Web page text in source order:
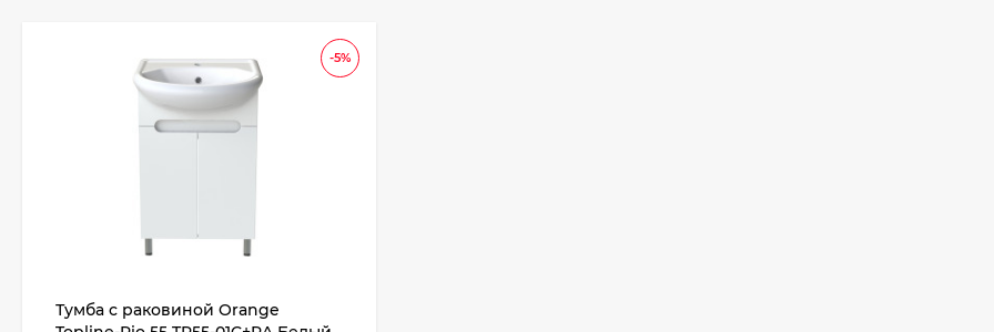
-5%
Тумба с раковиной Orange